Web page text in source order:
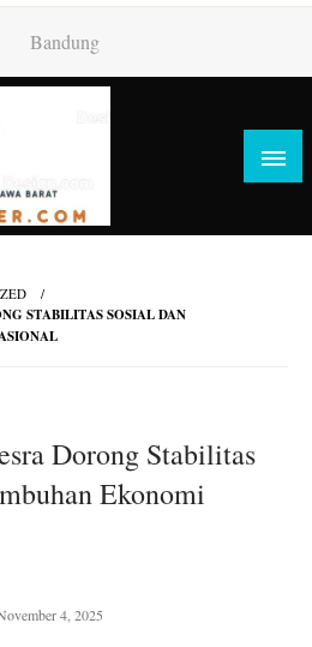
Bandung
STABILITAS SOSIAL DAN
Dorong Stabilitas
Ekonomi
4, 2025